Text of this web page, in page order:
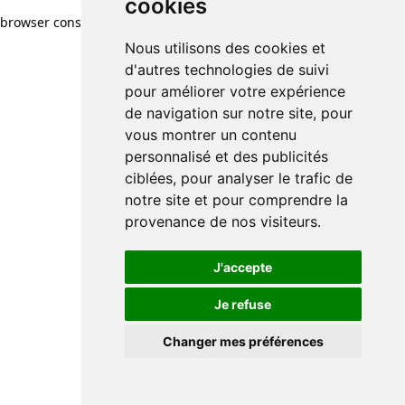
cookies
Nous utilisons des cookies et
d'autres technologies de suivi
pour améliorer votre expérience
de navigation sur notre site, pour
vous montrer un contenu
personnalisé et des publicités
ciblées, pour analyser le trafic de
notre site et pour comprendre la
provenance de nos visiteurs.
J'accepte
Je refuse
Changer mes préférences
browser console for more information)